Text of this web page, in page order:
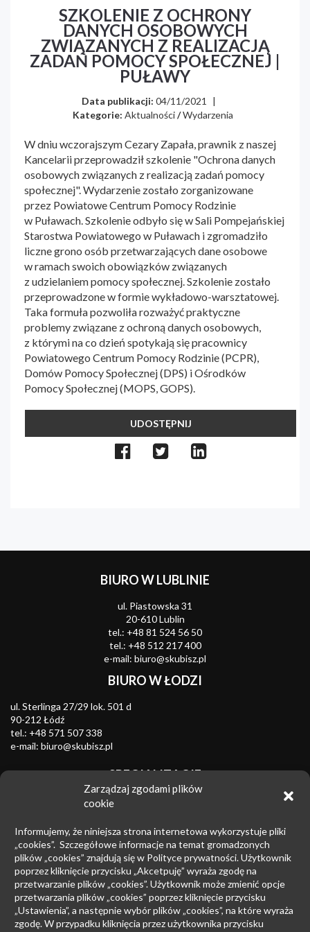
Zarządzaj zgodami plików
cookie
Informujemy, że niniejsza strona internetowa wykorzystuje pliki
„cookies”. Szczegółowe informacje na temat gromadzonych
plików „cookies” znajdują się w Polityce prywatności. Użytkownik
poprzez kliknięcie przycisku „Akcetpuję” wyraża zgodę na
przetwarzanie plików „cookies”. Użytkownik może zmienić opcje
przetwarzania plików „cookies” poprzez kliknięcie przycisku
„Ustawienia”, a następnie wybór plików „cookies”, na które wyraża
zgodę. W przypadku kliknięcia przez użytkownika przycisku
SZKOLENIE Z OCHRONY
DANYCH OSOBOWYCH
ZWIĄZANYCH Z REALIZACJĄ
ZADAŃ POMOCY SPOŁECZNEJ |
PUŁAWY
Data publikacji: 04/11/2021
|
Kategorie: Aktualności/Wydarzenia
W dniu wczorajszym Cezary Zapała, prawnik z naszej
Kancelarii przeprowadził szkolenie "Ochrona danych
osobowych związanych z realizacją zadań pomocy
społecznej". Wydarzenie zostało zorganizowane
przez Powiatowe Centrum Pomocy Rodzinie
w Puławach. Szkolenie odbyło się w Sali Pompejańskiej
Starostwa Powiatowego w Puławach i zgromadziło
liczne grono osób przetwarzających dane osobowe
w ramach swoich obowiązków związanych
z udzielaniem pomocy społecznej. Szkolenie zostało
przeprowadzone w formie wykładowo-warsztatowej.
Taka formuła pozwoliła rozważyć praktyczne
problemy związane z ochroną danych osobowych,
z którymi na co dzień spotykają się pracownicy
Powiatowego Centrum Pomocy Rodzinie (PCPR),
Domów Pomocy Społecznej (DPS) i Ośrodków
Pomocy Społecznej (MOPS, GOPS).
UDOSTĘPNIJ
BIURO W LUBLINIE
ul. Piastowska 31
20-610 Lublin
tel.: +48 81 524 56 50
tel.: +48 512 217 400
e-mail: biuro@skubisz.pl
BIURO W ŁODZI
ul. Sterlinga 27/29 lok. 501 d
90-212 Łódź
tel.: +48 571 507 338
e-mail: biuro@skubisz.pl
SPECJALIZACJE
Wzory przemysłowe
Patenty
Prawo upadłościowe
Prawo autorskie